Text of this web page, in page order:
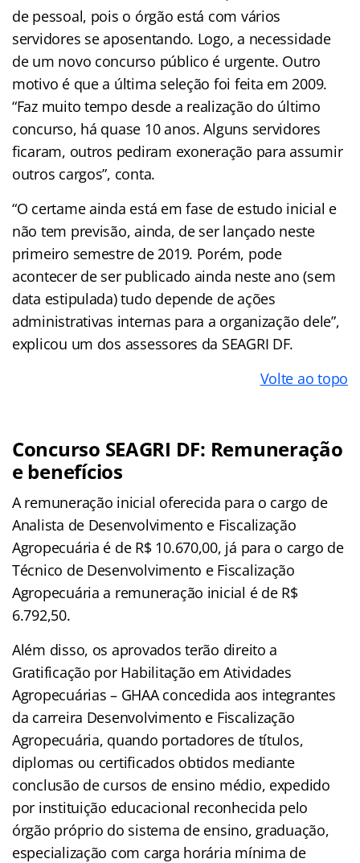
de pessoal, pois o órgão está com vários
servidores se aposentando. Logo, a necessidade
de um novo concurso público é urgente. Outro
motivo é que a última seleção foi feita em 2009.
“Faz muito tempo desde a realização do último
concurso, há quase 10 anos. Alguns servidores
ficaram, outros pediram exoneração para assumir
outros cargos”, conta.
“O certame ainda está em fase de estudo inicial e
não tem previsão, ainda, de ser lançado neste
primeiro semestre de 2019. Porém, pode
acontecer de ser publicado ainda neste ano (sem
data estipulada) tudo depende de ações
administrativas internas para a organização dele”,
explicou um dos assessores da SEAGRI DF.
Volte ao topo
Concurso SEAGRI DF: Remuneração
e benefícios
A remuneração inicial oferecida para o cargo de
Analista de Desenvolvimento e Fiscalização
Agropecuária é de R$ 10.670,00, já para o cargo de
Técnico de Desenvolvimento e Fiscalização
Agropecuária a remuneração inicial é de R$
6.792,50.
Além disso, os aprovados terão direito a
Gratificação por Habilitação em Atividades
Agropecuárias – GHAA concedida aos integrantes
da carreira Desenvolvimento e Fiscalização
Agropecuária, quando portadores de títulos,
diplomas ou certificados obtidos mediante
conclusão de cursos de ensino médio, expedido
por instituição educacional reconhecida pelo
órgão próprio do sistema de ensino, graduação,
especialização com carga horária mínima de